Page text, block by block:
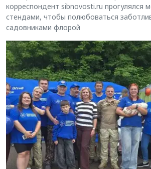
корреспондент sibnovosti.ru прогулялся
стендами, чтобы полюбоваться
садовниками флорой